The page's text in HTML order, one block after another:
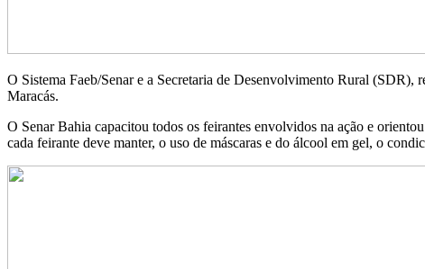
O Sistema Faeb/Senar e a Secretaria de Desenvolvimento Rural
Maracás.
O Senar Bahia capacitou todos os feirantes envolvidos na ação e
cada feirante deve manter, o uso de máscaras e do álcool em gel, o